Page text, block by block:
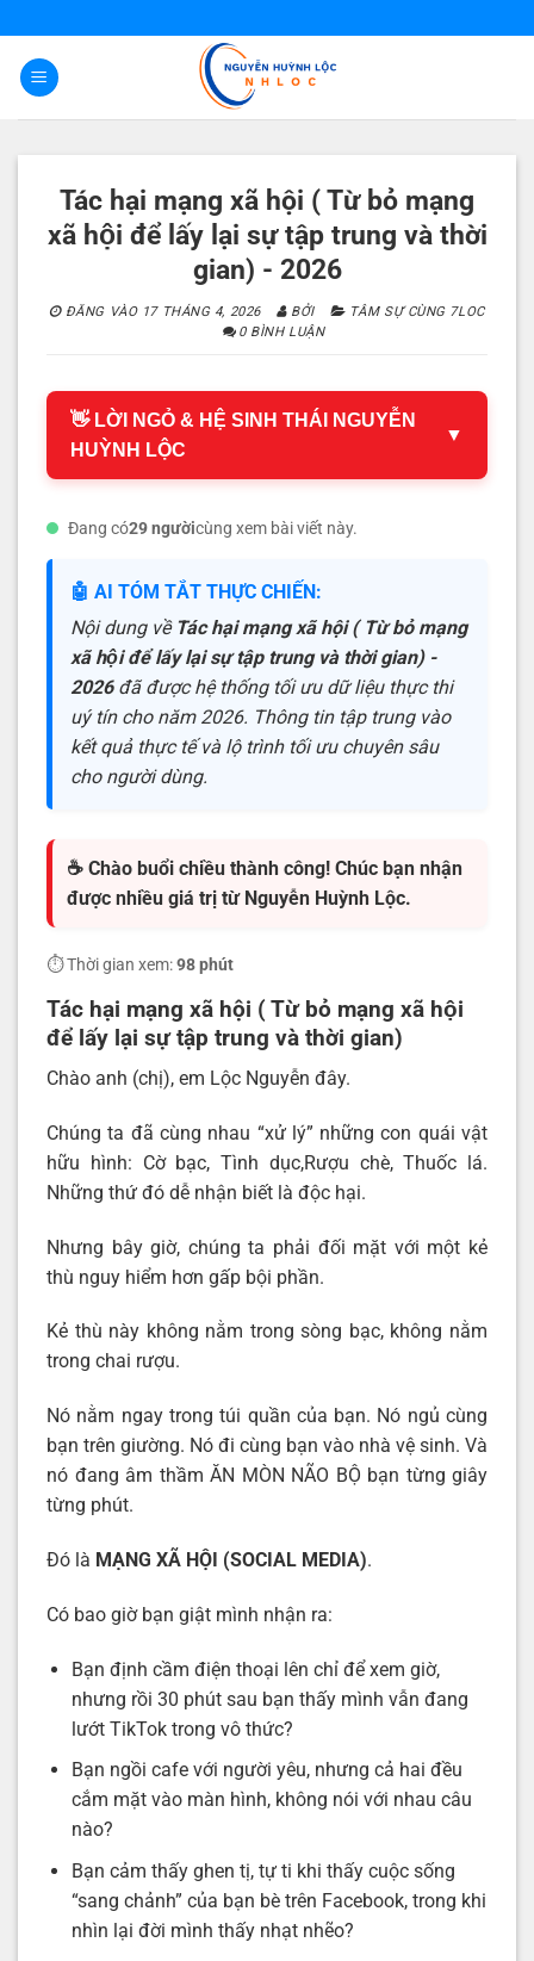
nội
dung
Tác hại mạng xã hội ( Từ bỏ mạng
xã hội để lấy lại sự tập trung và thời
gian) - 2026
ĐĂNG VÀO 17 THÁNG 4, 2026 BỞI
TÂM SỰ CÙNG 7LOC
0 BÌNH LUẬN
👋 LỜI NGỎ & HỆ SINH THÁI NGUYỄN
HUỲNH LỘC
▼
Đang có29 ngườicùng xem bài viết này.
🤖 AI TÓM TẮT THỰC CHIẾN:
Nội dung về Tác hại mạng xã hội ( Từ bỏ mạng
xã hội để lấy lại sự tập trung và thời gian) -
2026đã được hệ thống tối ưu dữ liệu thực thi
uý tín cho năm 2026. Thông tin tập trung vào
kết quả thực tế và lộ trình tối ưu chuyên sâu
cho người dùng.
☕ Chào buổi chiều thành công! Chúc bạn nhận
được nhiều giá trị từ Nguyễn Huỳnh Lộc.
⏱️ Thời gian xem:98 phút
Tác hại mạng xã hội ( Từ bỏ mạng xã hội
để lấy lại sự tập trung và thời gian)
Chào anh (chị), em Lộc Nguyễn đây.
Chúng ta đã cùng nhau “xử lý” những con quái vật
hữu hình: Cờ bạc, Tình dục,Rượu chè, Thuốc lá.
Những thứ đó dễ nhận biết là độc hại.
Nhưng bây giờ, chúng ta phải đối mặt với một kẻ
thù nguy hiểm hơn gấp bội phần.
Kẻ thù này không nằm trong sòng bạc, không nằm
trong chai rượu.
Nó nằm ngay trong túi quần của bạn. Nó ngủ cùng
bạn trên giường. Nó đi cùng bạn vào nhà vệ sinh. Và
nó đang âm thầm ĂN MÒN NÃO BỘ bạn từng giây
từng phút.
Đó là MẠNG XÃ HỘI (SOCIAL MEDIA).
Có bao giờ bạn giật mình nhận ra:
Bạn định cầm điện thoại lên chỉ để xem giờ,
nhưng rồi 30 phút sau bạn thấy mình vẫn đang
lướt TikTok trong vô thức?
Bạn ngồi cafe với người yêu, nhưng cả hai đều
cắm mặt vào màn hình, không nói với nhau câu
nào?
Bạn cảm thấy ghen tị, tự ti khi thấy cuộc sống
“sang chảnh” của bạn bè trên Facebook, trong khi
nhìn lại đời mình thấy nhạt nhẽo?